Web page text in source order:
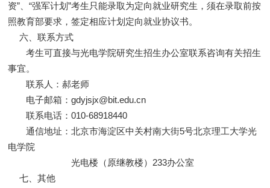
资”、“强军计划”考生只能录取为定向就业研究生，须在录取前按
照教育部要求，签定相应计划定向就业协议书。
六、联系方式
考生可直接与光电学院研究生招生办公室联系咨询有关招生
事宜。
联系人：郝老师
电子邮箱：gdyjsjx@bit.edu.cn
联系电话：010-68918440
通信地址：北京市海淀区中关村南大街5号北京理工大学光
电学院
光电楼（原继教楼）233办公室
七、其他